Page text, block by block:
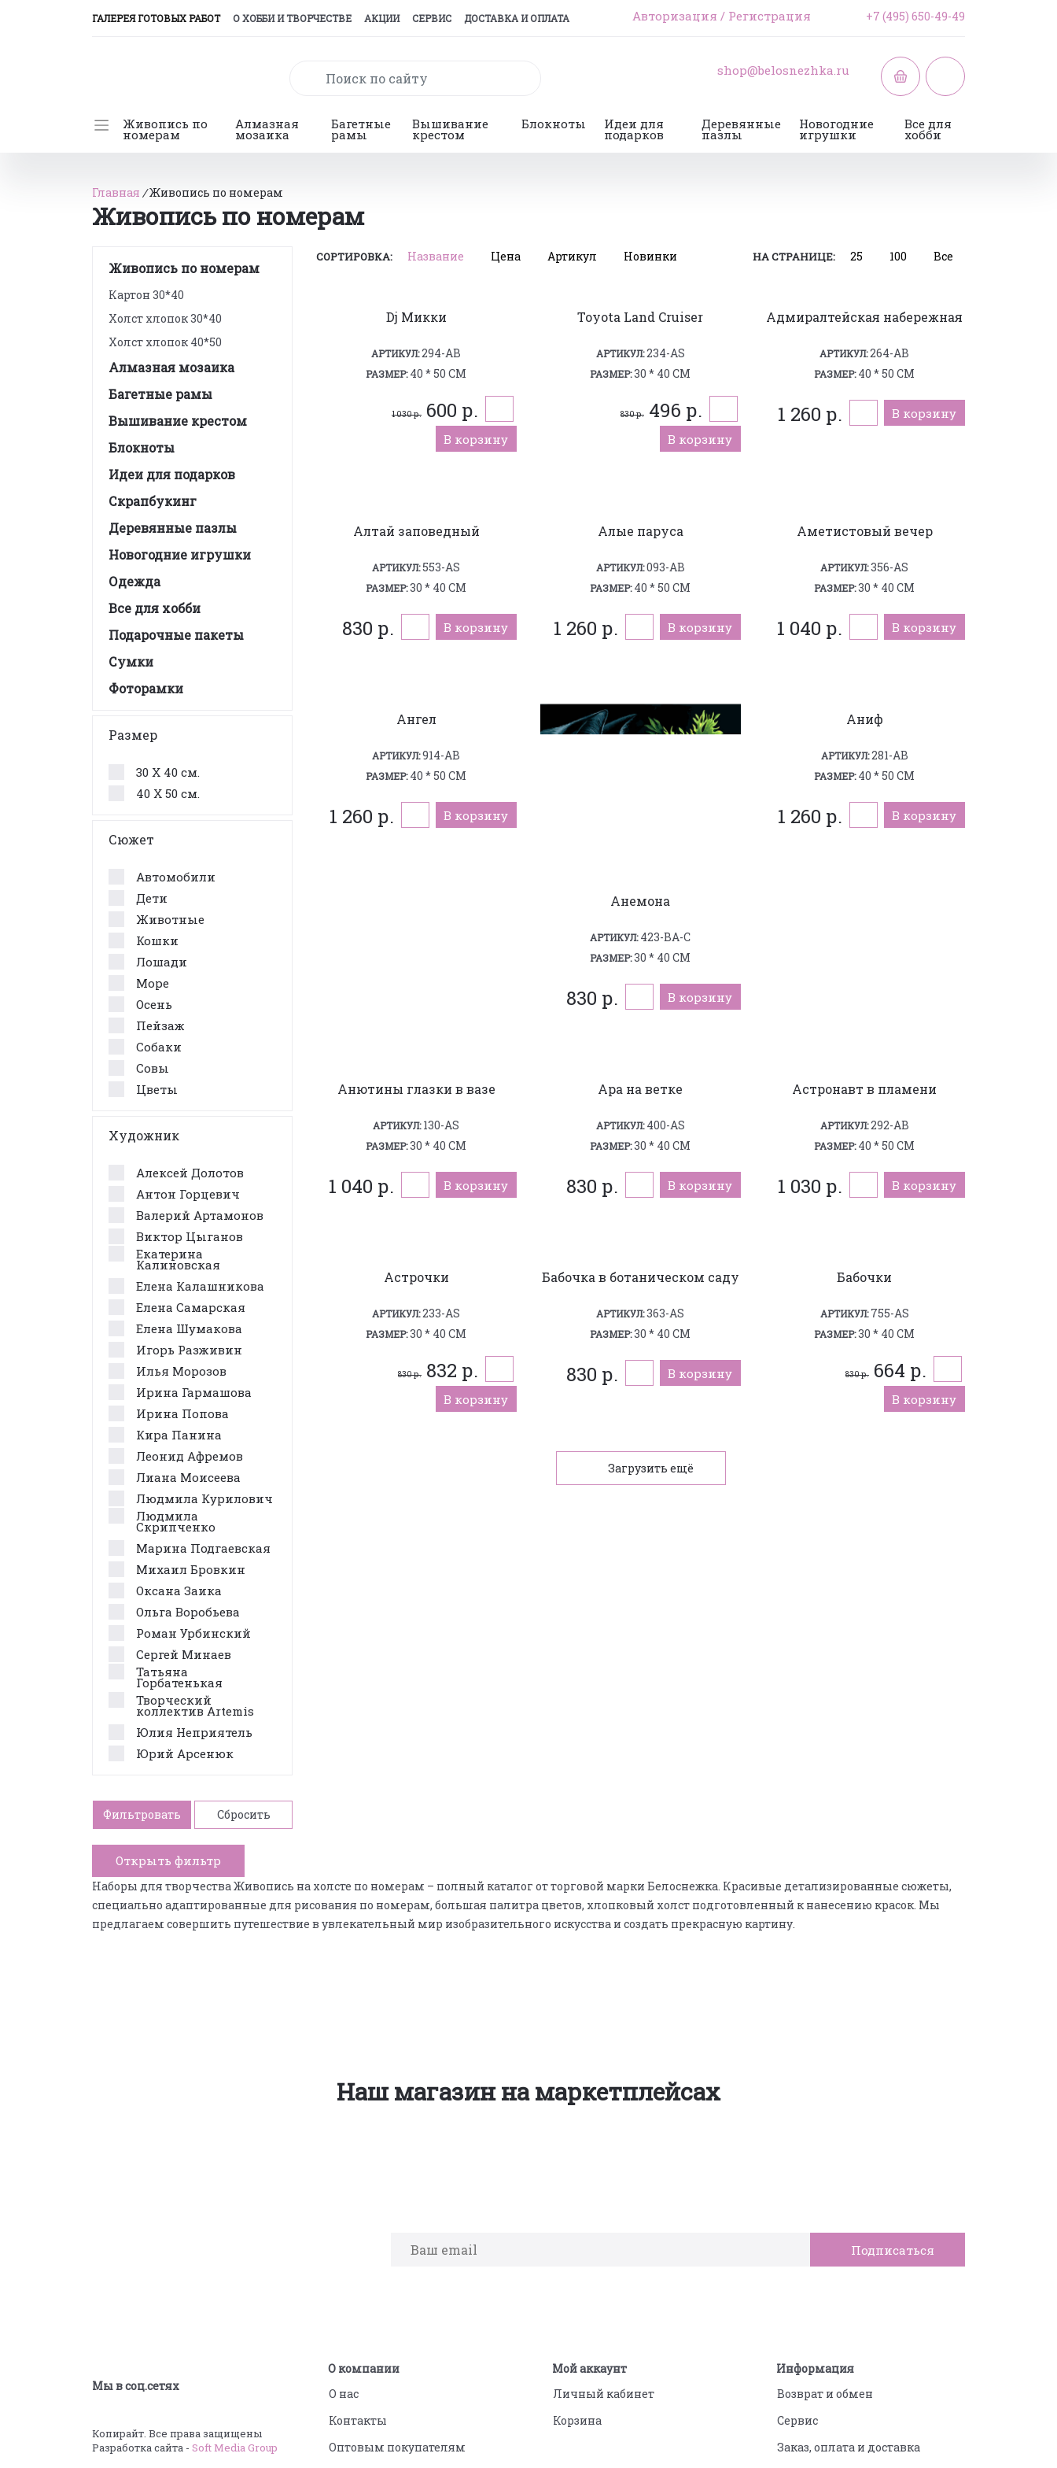
ГАЛЕРЕЯ ГОТОВЫХ РАБОТ(CURRENT)
О ХОББИ И ТВОРЧЕСТВЕ АКЦИИ СЕРВИС ДОСТАВКА И ОПЛАТА Авторизация / Регистрация +7 (495) 650-49-49
shop@belosnezhka.ru
Живопись по
номерам
Алмазная
мозаика
Багетные
рамы
Вышивание
крестом
Блокноты Идеи для
подарков
Деревянные
пазлы
Новогодние
игрушки
Все для
хобби
Главная /Живопись по номерам
Живопись по номерам
Живопись по номерам
Картон 30*40
Холст хлопок 30*40
Холст хлопок 40*50
Алмазная мозаика
Багетные рамы
Вышивание крестом
Блокноты
Идеи для подарков
Скрапбукинг
Деревянные пазлы
Новогодние игрушки
Одежда
Все для хобби
Подарочные пакеты
Сумки
Фоторамки
Размер
30 X 40 см.
40 X 50 см.
Сюжет
Автомобили
Дети
Животные
Кошки
Лошади
Море
Осень
Пейзаж
Собаки
Совы
Цветы
Художник
Алексей Долотов
Антон Горцевич
Валерий Артамонов
Виктор Цыганов
Екатерина
Калиновская
Елена Калашникова
Елена Самарская
Елена Шумакова
Игорь Разживин
Илья Морозов
Ирина Гармашова
Ирина Попова
Кира Панина
Леонид Афремов
Лиана Моисеева
Людмила Курилович
Людмила
Скрипченко
Марина Подгаевская
Михаил Бровкин
Оксана Заика
Ольга Воробьева
Роман Урбинский
Сергей Минаев
Татьяна
Горбатенькая
Творческий
коллектив Artemis
Юлия Неприятель
Юрий Арсенюк
Фильтровать Сбросить
Открыть фильтр
СОРТИРОВКА: Название Цена Артикул Новинки НА СТРАНИЦЕ: 25 100 Все
Dj Микки
АРТИКУЛ:294-AB
РАЗМЕР:40 * 50 СМ
1 030 р.600 р.
В корзину
Toyota Land Cruiser
АРТИКУЛ:234-AS
РАЗМЕР:30 * 40 СМ
830 р.496 р.
В корзину
Адмиралтейская набережная
АРТИКУЛ:264-AB
РАЗМЕР:40 * 50 СМ
1 260 р. В корзину
Алтай заповедный
АРТИКУЛ:553-AS
РАЗМЕР:30 * 40 СМ
830 р. В корзину
Алые паруса
АРТИКУЛ:093-AB
РАЗМЕР:40 * 50 СМ
1 260 р. В корзину
Аметистовый вечер
АРТИКУЛ:356-AS
РАЗМЕР:30 * 40 СМ
1 040 р. В корзину
Ангел
АРТИКУЛ:914-AB
РАЗМЕР:40 * 50 СМ
1 260 р. В корзину
Анемона
АРТИКУЛ:423-BA-C
РАЗМЕР:30 * 40 СМ
830 р. В корзину
Аниф
АРТИКУЛ:281-AB
РАЗМЕР:40 * 50 СМ
1 260 р. В корзину
Анютины глазки в вазе
АРТИКУЛ:130-AS
РАЗМЕР:30 * 40 СМ
1 040 р. В корзину
Ара на ветке
АРТИКУЛ:400-AS
РАЗМЕР:30 * 40 СМ
830 р. В корзину
Астронавт в пламени
АРТИКУЛ:292-AB
РАЗМЕР:40 * 50 СМ
1 030 р. В корзину
Астрочки
АРТИКУЛ:233-AS
РАЗМЕР:30 * 40 СМ
830 р.832 р.
В корзину
Бабочка в ботаническом саду
АРТИКУЛ:363-AS
РАЗМЕР:30 * 40 СМ
830 р. В корзину
Бабочки
АРТИКУЛ:755-AS
РАЗМЕР:30 * 40 СМ
830 р.664 р.
В корзину
Загрузить ещё
Наборы для творчества Живопись на холсте по номерам – полный каталог от торговой марки Белоснежка. Красивые детализированные сюжеты,
специально адаптированные для рисования по номерам, большая палитра цветов, хлопковый холст подготовленный к нанесению красок. Мы
предлагаем совершить путешествие в увлекательный мир изобразительного искусства и создать прекрасную картину.
Наш магазин на маркетплейсах
Мы в соц.сетях
Копирайт. Все права защищены
Разработка сайта - Soft Media Group
О компании
О нас
Контакты
Оптовым покупателям
Мой аккаунт
Личный кабинет
Корзина
Информация
Возврат и обмен
Сервис
Заказ, оплата и доставка